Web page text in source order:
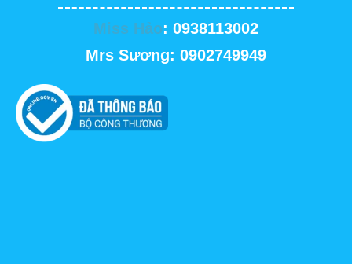
Miss Hảo: 0938113002
Mrs Sương: 0902749949